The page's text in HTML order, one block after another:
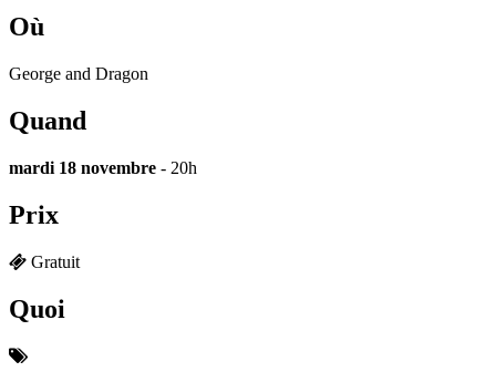
Où
George and Dragon
Quand
mardi 18 novembre - 20h
Prix
Gratuit
Quoi